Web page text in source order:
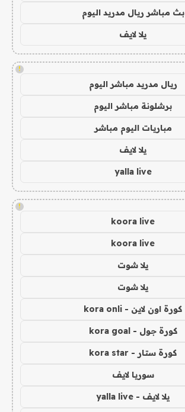
بث مباشر ريال مدريد اليوم
يلا لايف
!
ريال مدريد مباشر اليوم
برشلونة مباشر اليوم
مباريات اليوم مباشر
يلا لايف
yalla live
!
koora live
koora live
يلا شوت
يلا شوت
كورة اون لاين - kora onli
كورة جول - kora goal
كورة ستار - kora star
سوريا لايف
يلا لايف - yalla live